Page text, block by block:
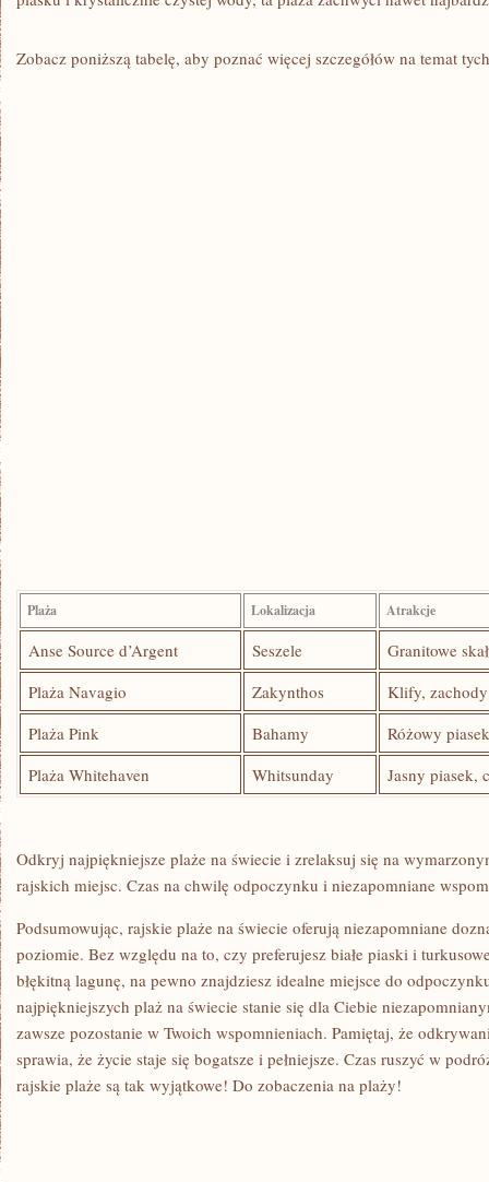
Zobacz poniższą tabelę, aby poznać więcej szczegółów ⁤na temat
Plaża Lokalizacja Atrakcje
Anse Source d’Argent Seszele
Granitowe⁤
Plaża Navagio
Zakynthos
Klify, zachody
Plaża Pink
Bahamy
Różowy
Plaża Whitehaven
Whitsunday Jasny piasek,
Odkryj najpiękniejsze plaże na świecie i zrelaksuj się na
rajskich miejsc. Czas na ‌chwilę odpoczynku i niezapomniane
Podsumowując, rajskie plaże na świecie oferują niezapomniane
poziomie. Bez względu​ na‍ to, czy preferujesz białe piaski i
błękitną lagunę, na pewno​ znajdziesz idealne miejsce do
najpiękniejszych plaż na świecie stanie się dla Ciebie
zawsze⁢ pozostanie w Twoich wspomnieniach. Pamiętaj, że
sprawia, że życie staje⁣ się ⁤bogatsze i pełniejsze. Czas ruszyć w
⁤rajskie plaże są tak wyjątkowe! Do zobaczenia na ​plaży!